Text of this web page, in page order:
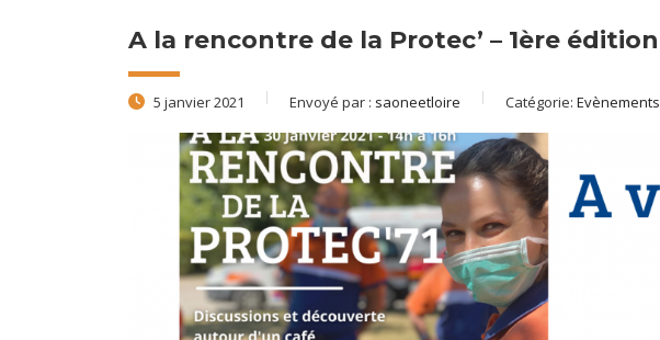
A la rencontre de la Protec’ – 1ère édition
5 janvier 2021 Envoyé par : saoneetloire Catégorie: Evènements